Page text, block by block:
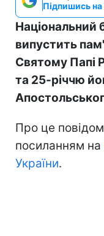
Підпишись
Національний
випустить
Святому Папі
та 25-річчю
Про це
посиланням на
України.